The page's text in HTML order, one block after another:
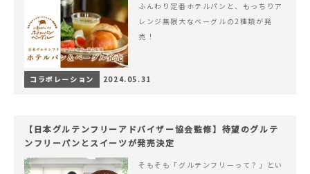
ふんわり定番ホテルパンと、もっちりア
レンジ無限大なベーグルの2種類が発
売！
コラボレーション 2024.05.31
【日本グルテンフリーアドバイザー協会監修】待望のグルテ
ンフリーパンとスイーツが発売決定
そもそも「グルテンフリーって？」とい